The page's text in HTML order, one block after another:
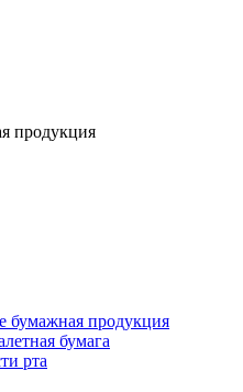
продукция
бумажная продукция
бумага
рта